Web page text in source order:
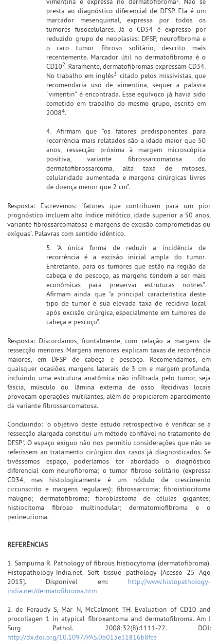
presta ao diagnóstico diferencial de DFSP. Ela é um
marcador mesenquimal, expressa por todos os
tumores fusocelulares. Já o CD34 é expresso por
reduzido grupo de neoplasias: DFSP, neurofibroma e
o raro tumor fibroso solitário, descrito mais
recentemente. Marcador útil no dermatofibroma é o
CD102. Raramente, dermatofibromas expressam CD34.
No trabalho em inglês3 citado pelos missivistas, que
recomendaria uso de vimentina, sequer a palavra
"vimentin" é encontrada. Esse equívoco já havia sido
cometido em trabalho do mesmo grupo, escrito em
20084.
4. Afirmam que "os fatores predisponentes para
recorrência mais relatados são a idade maior que 50
anos, ressecção próxima à margem microscópica
positiva, variante fibrossarcomatosa do
dermatofibrossarcoma, alta taxa de mitoses,
celularidade aumentada e margens cirúrgicas livres
de doença menor que 2 cm".
Resposta: Escrevemos: "fatores que contribuem para um pior
prognóstico incluem alto índice mitótico, idade superior a 50 anos,
variante fibrossarcomatosa e margens de excisão comprometidas ou
exíguas". Palavras com sentido idêntico.
5. "A única forma de reduzir a incidência de
recorrência é a excisão inicial ampla do tumor.
Entretanto, para os tumores que estão na região da
cabeça e do pescoço, as margens tendem a ser mais
econômicas para preservar estruturas nobres".
Afirmam ainda que "a principal característica deste
tipo de tumor é sua elevada taxa de recidiva local
após excisão cirúrgica, especialmente em tumores de
cabeça e pescoço".
Resposta: Discordamos, frontalmente, com relação a margens de
ressecção menores. Margens menores explicam taxas de recorrência
maiores, em DFSP de cabeça e pescoço. Recomendamos, em
quaisquer ocasiões, margens laterais de 3 cm e margem profunda,
incluindo uma estrutura anatômica não infiltrada pelo tumor, seja
fáscia, músculo ou lâmina externa de osso. Recidivas locais
provocam operações mutilantes, além de propiciarem aparecimento
da variante fibrossarcomatosa.
Concluindo: "o objetivo deste estudo retrospectivo é verificar se a
ressecção alargada constitui um método confiável no tratamento do
DFSP". O espaço exíguo não nos permitiu considerações que não se
referissem ao tratamento cirúrgico dos casos já diagnosticados. Se
tivéssemos espaço, poderíamos ter abordado o diagnóstico
diferencial com neurofibroma; o tumor fibroso solitário (expressa
CD34, mas histologicamente é um nódulo de crescimento
circunscrito e margens regulares); fibrossarcoma; fibroistiocitoma
maligno; dermatofibroma; fibroblastoma de células gigantes;
histiocitoma fibroso multinodular; dermatomiofibroma e o
perineurioma.
REFERÊNCIAS
1. Sampurna R. Pathology of fibrous histiocytoma (dermatofibroma).
Histopathology-India.net. Soft tissue pathology [Acesso 25 Ago
2015]. Disponível em: http://www.histopathology-
india.net/dermatofibroma.htm
2. de Feraudy S, Mar N, McCalmont TH. Evaluation of CD10 and
procollagen 1 in atypical fibroxantoma and dermatofibroma. Am J
Surg Pathol. 2008;32(8):1111-22. DOI:
http://dx.doi.org/10.1097/PAS.0b013e31816b8fce